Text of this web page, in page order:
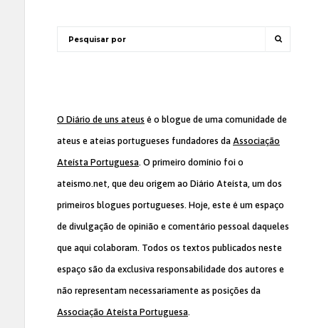
O Diário de uns ateus é o blogue de uma comunidade de
ateus e ateias portugueses fundadores da Associação
Ateísta Portuguesa. O primeiro domínio foi o
ateismo.net, que deu origem ao Diário Ateísta, um dos
primeiros blogues portugueses. Hoje, este é um espaço
de divulgação de opinião e comentário pessoal daqueles
que aqui colaboram. Todos os textos publicados neste
espaço são da exclusiva responsabilidade dos autores e
não representam necessariamente as posições da
Associação Ateísta Portuguesa.